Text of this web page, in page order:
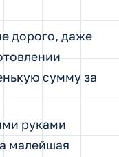
дорого, даже
сумму за
руками
малейшая